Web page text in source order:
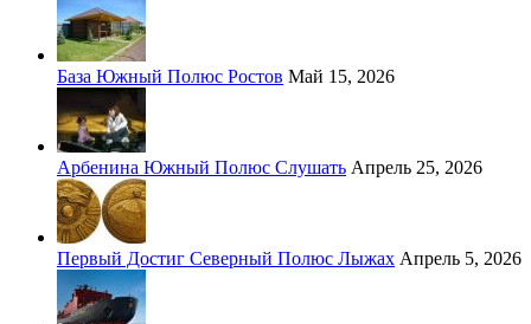
База Южный Полюс Ростов Май 15, 2026
Арбенина Южный Полюс Слушать Апрель 25, 2026
Первый Достиг Северный Полюс Лыжах Апрель 5, 2026